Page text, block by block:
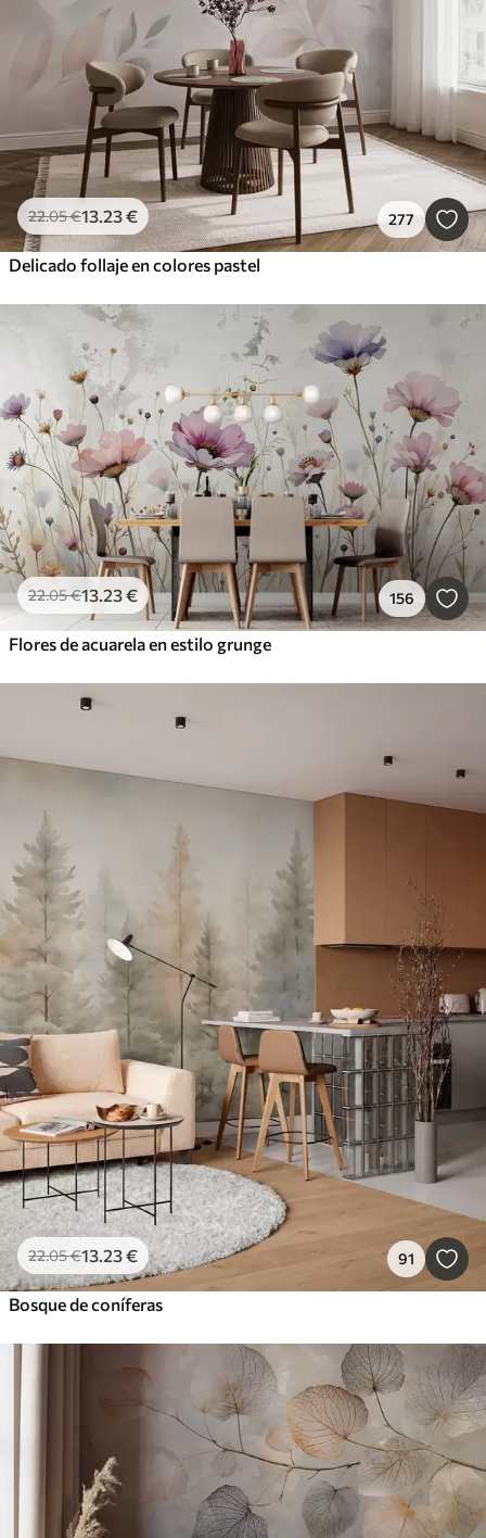
22.05€13 .23€ 277
Delicado follaje en colores pastel
22.05€13.23€ 156
Flores de acuarela en estilo grunge
22.05€13 .23€ 91
Bosque de coníferas